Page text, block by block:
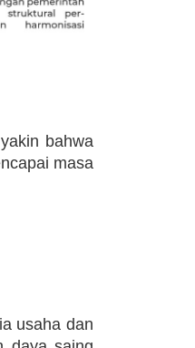
bahwa
masa
usaha dan